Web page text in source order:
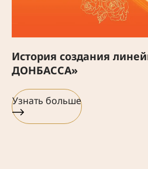
История создания
ДОНБАССА»
Узнать больше